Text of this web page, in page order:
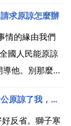
求原諒怎麼辦
情的緣由我們
國人民能原諒
他。別那麼在
悔請求答案 老
們了。既然後
我愛上了別的男人並出軌了，但是我老公原諒了我，我該怎麼辦
反省。獅子寒